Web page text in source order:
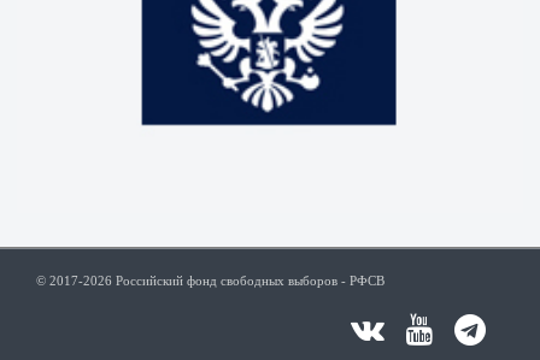
© 2017-2026 Российский фонд свободных выборов - РФСВ